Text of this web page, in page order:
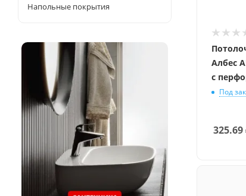
Албес
с
Под
325.69
Напольные покрытия